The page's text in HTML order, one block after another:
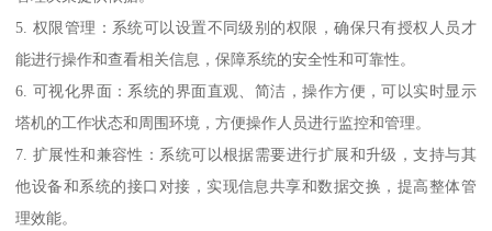
5. 权限管理：系统可以设置不同级别的权限，确保只有授权人员才
能进行操作和查看相关信息，保障系统的安全性和可靠性。
6. 可视化界面：系统的界面直观、简洁，操作方便，可以实时显示
塔机的工作状态和周围环境，方便操作人员进行监控和管理。
7. 扩展性和兼容性：系统可以根据需要进行扩展和升级，支持与其
他设备和系统的接口对接，实现信息共享和数据交换，提高整体管
理效能。